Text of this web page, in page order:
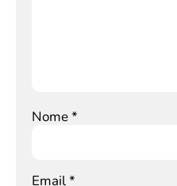
Nome*
Email*